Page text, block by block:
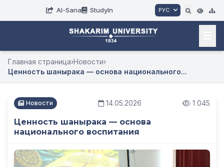
AI-Sana StudyIn РУС
Главная страница›Новости›
Ценность шанырака — основа национального...
Новости 14.05.2026 1 045
Ценность шанырака — основа
национального воспитания